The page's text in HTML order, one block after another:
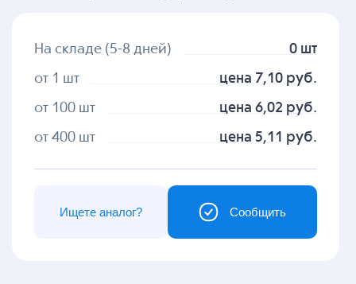
На складе (5-8 дней) 0 шт
от 1 шт цена 7,10 руб.
от 100 шт цена 6,02 руб.
от 400 шт цена 5,11 руб.
Сообщить
Ищете аналог?